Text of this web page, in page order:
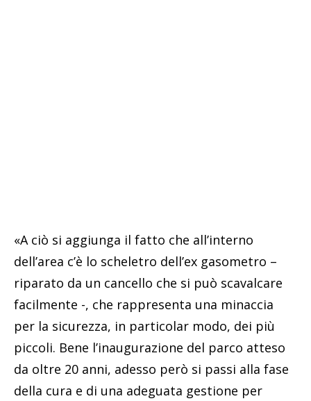
«A ciò si aggiunga il fatto che all’interno
dell’area c’è lo scheletro dell’ex gasometro –
riparato da un cancello che si può scavalcare
facilmente -, che rappresenta una minaccia
per la sicurezza, in particolar modo, dei più
piccoli. Bene l’inaugurazione del parco atteso
da oltre 20 anni, adesso però si passi alla fase
della cura e di una adeguata gestione per